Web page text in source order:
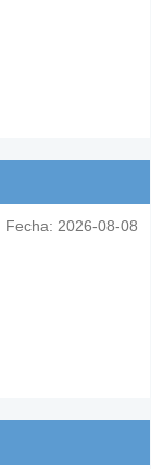
Fecha: 2026-08-08